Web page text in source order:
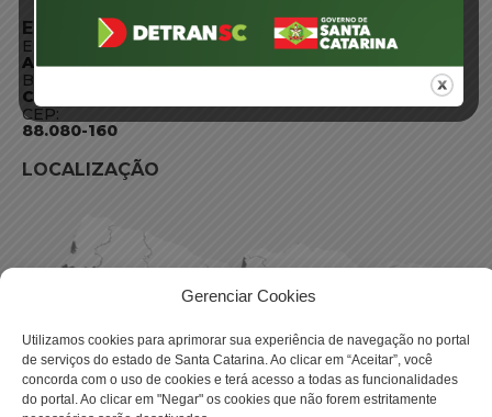
Gerenciar Cookies
Utilizamos cookies para aprimorar sua experiência de navegação no portal
de serviços do estado de Santa Catarina. Ao clicar em “Aceitar”, você
concorda com o uso de cookies e terá acesso a todas as funcionalidades
do portal. Ao clicar em "Negar" os cookies que não forem estritamente
ENDEREÇO
Endereço:
Av. Almirante Tamandaré - 480
Bairro:
Coqueiros, Florianópolis SC
CEP:
88.080-160
LOCALIZAÇÃO